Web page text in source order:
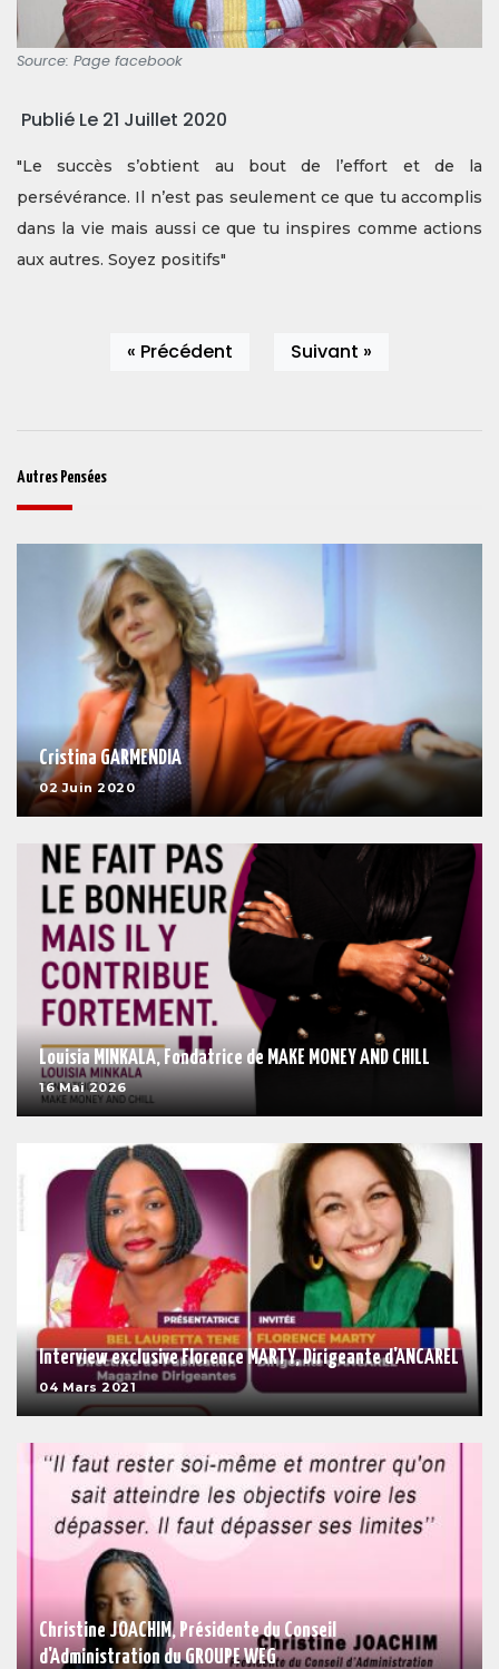
Source: Page facebook
Publié Le 21 Juillet 2020
"Le succès s’obtient au bout de l’effort et de la
persévérance. Il n’est pas seulement ce que tu accomplis
dans la vie mais aussi ce que tu inspires comme actions
aux autres. Soyez positifs"
« Précédent Suivant »
Autres Pensées
Cristina GARMENDIA
02 Juin 2020
Louisia MINKALA, Fondatrice de MAKE MONEY AND CHILL
16 Mai 2026
Interview exclusive Florence MARTY, Dirigeante d'ANCAREL
04 Mars 2021
Christine JOACHIM, Présidente du Conseil
d'Administration du GROUPE WEG